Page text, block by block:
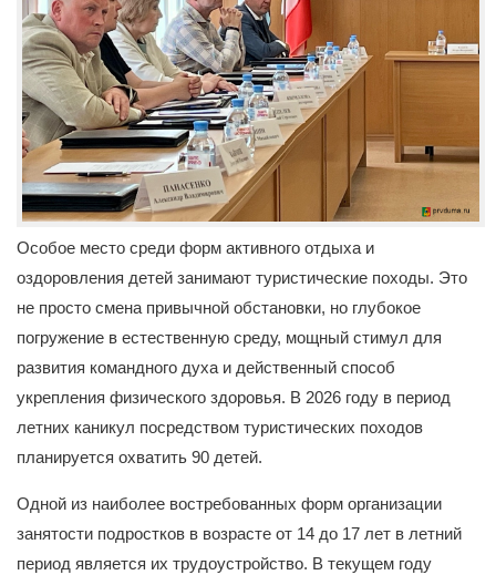
Особое место среди форм активного отдыха и
оздоровления детей занимают туристические походы. Это
не просто смена привычной обстановки, но глубокое
погружение в естественную среду, мощный стимул для
развития командного духа и действенный способ
укрепления физического здоровья. В 2026 году в период
летних каникул посредством туристических походов
планируется охватить 90 детей.
Одной из наиболее востребованных форм организации
занятости подростков в возрасте от 14 до 17 лет в летний
период является их трудоустройство. В текущем году